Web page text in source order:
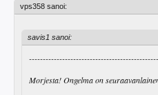
vps358 sanoi:
savis1 sanoi:
Morjesta! Ongelma on